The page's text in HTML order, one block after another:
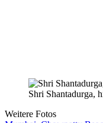
Shri Shantadurga,
Weitere Fotos